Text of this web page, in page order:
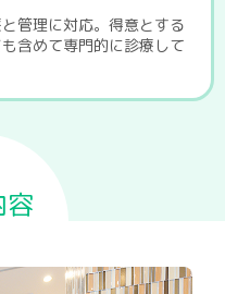
管理に対応。得意とする
含めて専門的に診療して
容